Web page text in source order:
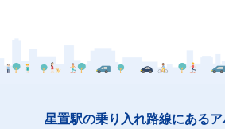
星置駅の乗り入れ路線にある